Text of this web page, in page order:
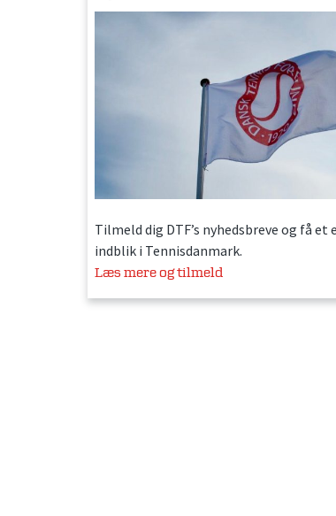
Tilmeld dig DTF’s nyhedsbreve og få et
indblik i Tennisdanmark.
Læs mere og tilmeld